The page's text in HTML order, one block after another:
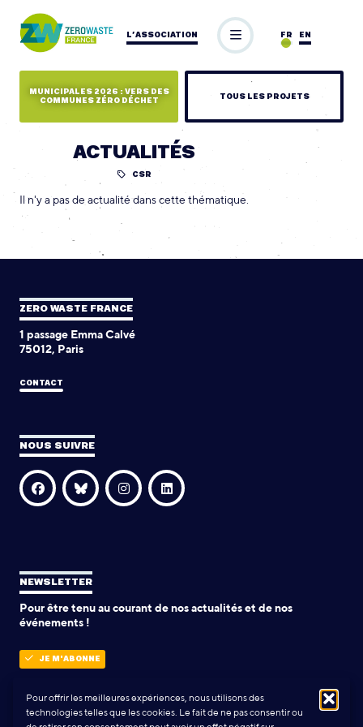
Pour offrir les meilleures expériences, nous utilisons des
technologies telles que les cookies. Le fait de ne pas consentir ou
L’ASSOCIATION EN
FR
MUNICIPALES 2026 : VERS DES
COMMUNES ZÉRO DÉCHET
TOUS LES PROJETS
ACTUALITÉS
CSR
Il n'y a pas de actualité dans cette thématique.
ZERO WASTE FRANCE
1 passage Emma Calvé
75012, Paris
CONTACT
NOUS SUIVRE
NEWSLETTER
Pour être tenu au courant de nos actualités et de nos
événements !
JE M'ABONNE
POLITIQUE DE CONFIDENTIALITÉ